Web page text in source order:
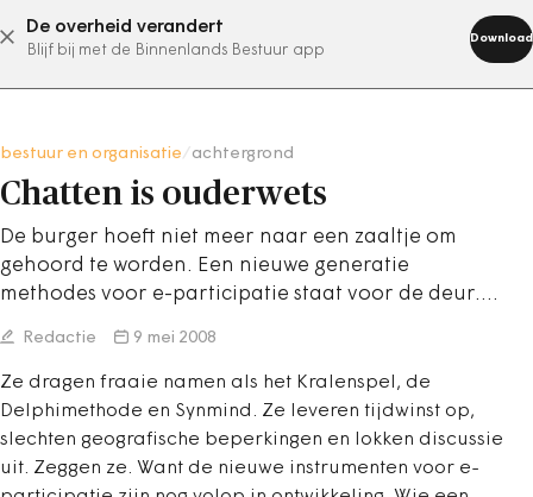
De overheid verandert
Blijf bij met de Binnenlands Bestuur app
Download
abonneer nu
bestuur en organisatie achtergrond
Chatten is ouderwets
De burger hoeft niet meer naar een zaaltje om
gehoord te worden. Een nieuwe generatie
methodes voor e-participatie staat voor de deur.…
Redactie 9 mei 2008
Ze dragen fraaie namen als het Kralenspel, de
Delphimethode en Synmind. Ze leveren tijdwinst op,
slechten geografische beperkingen en lokken discussie
uit. Zeggen ze. Want de nieuwe instrumenten voor e-